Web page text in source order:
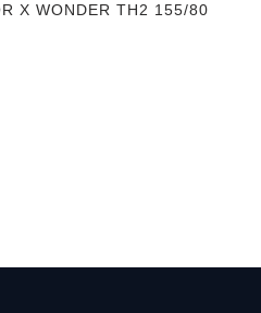
X WONDER TH2 155/80